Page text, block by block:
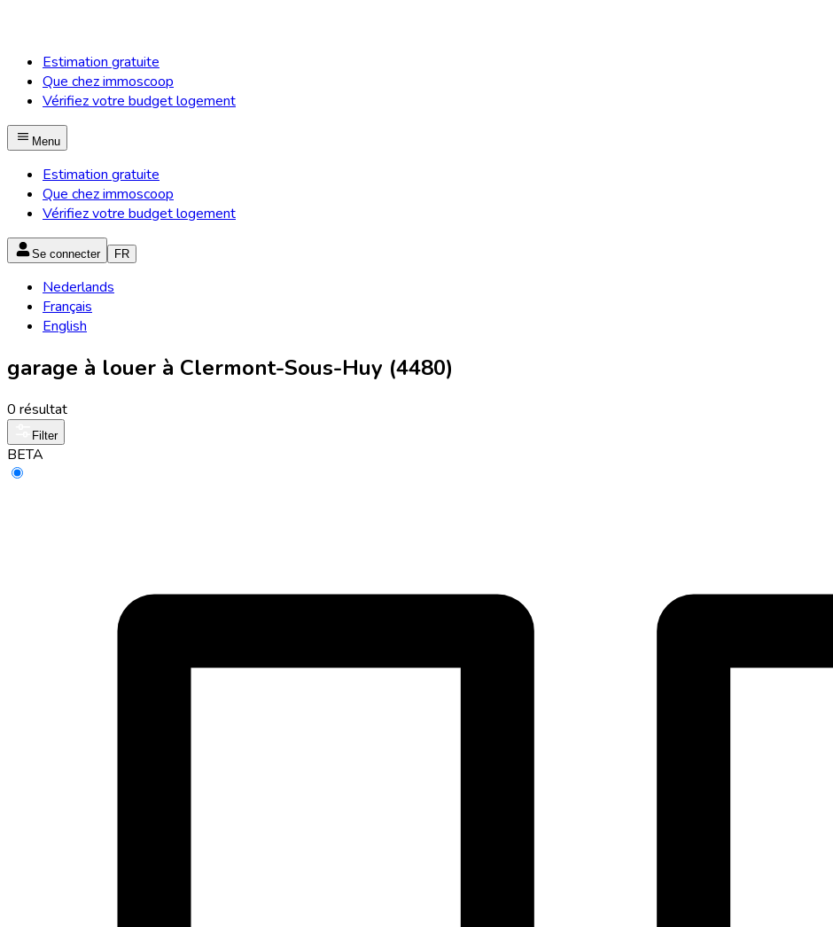
Estimation gratuite
Que chez immoscoop
Vérifiez votre budget logement
Menu
Estimation gratuite
Que chez immoscoop
Vérifiez votre budget logement
Se connecter FR
Nederlands
Français
English
garage à louer à Clermont-Sous-Huy (4480)
0 résultat
Filter
BETA